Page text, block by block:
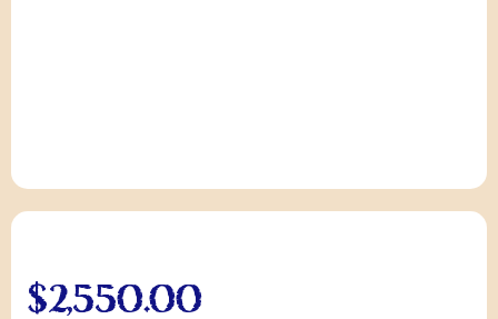
$2,550.00